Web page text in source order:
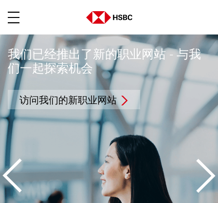
我们已经推出了新的职业网站 - 与我
们一起探索机会
访问我们的新职业网站